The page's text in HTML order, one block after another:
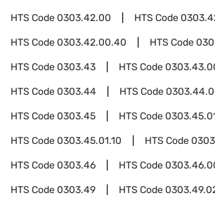
HTS Code0303.42.00 HTS Code
HTS Code0303.42.00.40 HTS Code
HTS Code0303.43 HTS Code
HTS Code0303.44 HTS Code
HTS Code0303.45 HTS Code
HTS Code0303.45.01.10 HTS Code
HTS Code0303.46 HTS Code
HTS Code0303.49 HTS Code